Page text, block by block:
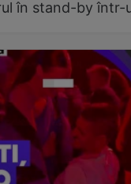
în stand-by într-